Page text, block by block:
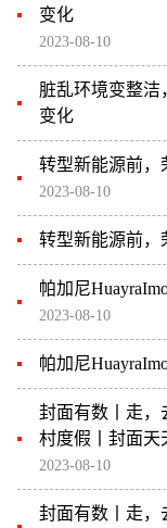
变化
2023-08-10
脏乱环境变整洁
变化
转型新能源前，
2023-08-10
转型新能源前，
帕加尼
2023-08-10
帕加尼
封面有数丨走，
村度假丨封面天
2023-08-10
封面有数丨走，